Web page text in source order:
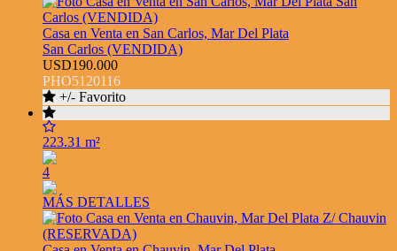
Casa en Venta en San Carlos, Mar Del Plata
San Carlos (VENDIDA)
USD190.000
PHO5120116
+/- Favorito
223.31 m²
4
MÁS DETALLES